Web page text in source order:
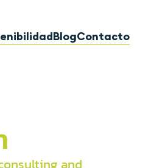
BlogContacto
and